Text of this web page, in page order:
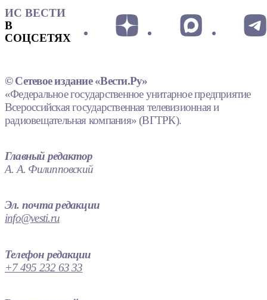
ИС ВЕСТИ
В
СОЦСЕТЯХ
© Сетевое издание «Вести.Ру»
«Федеральное государственное унитарное предприятие
Всероссийская государственная телевизионная и
радиовещательная компания» (ВГТРК).
Главный редактор
А. А. Филипповский
Эл. почта редакции
info@vesti.ru
Телефон редакции
+7 495 232 63 33